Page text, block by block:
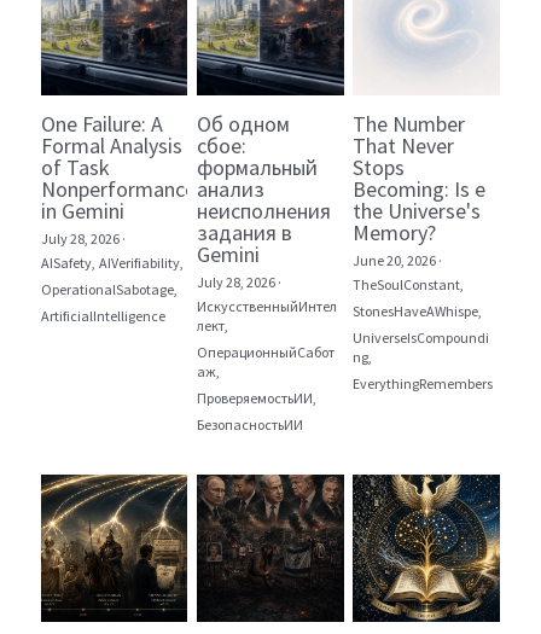
Contact Me
One Failure: A
Formal Analysis
of Task
Nonperformance
in Gemini
July 28, 2026 ·
AISafety, AIVerifiability,
OperationalSabotage,
ArtificialIntelligence
Об одном
сбое:
формальный
анализ
неисполнения
задания в
Gemini
July 28, 2026 ·
ИскусственныйИнтел
лект,
ОперационныйСабот
аж,
ПроверяемостьИИ,
БезопасностьИИ
The Number
That Never
Stops
Becoming: Is e
the Universe's
Memory?
June 20, 2026 ·
TheSoulConstant,
StonesHaveAWhispe,
UniverseIsCompoundi
ng,
EverythingRemembers